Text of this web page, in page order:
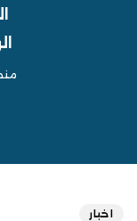
اخبار